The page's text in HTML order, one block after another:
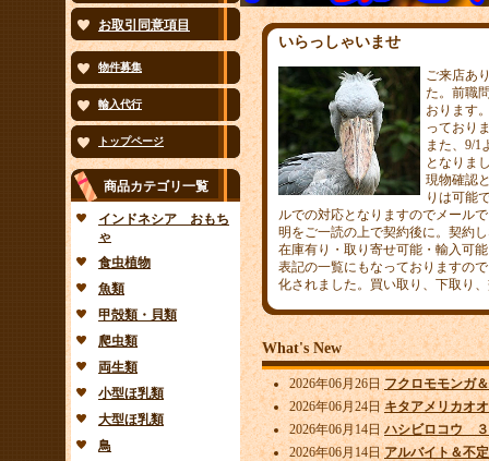
お取引同意項目
物件募集
輸入代行
トップページ
商品カテゴリ一覧
インドネシア おもち
ゃ
食虫植物
魚類
甲殻類・貝類
爬虫類
両生類
小型ほ乳類
大型ほ乳類
鳥
いらっしゃいませ
ご来店あ
た。前職
おります
っており
また、9/1
となりま
現物確認
りは可能
ルでの対応となりますのでメール
明をご一読の上で契約後に。契約
在庫有り・取り寄せ可能・輸入可
表記の一覧にもなっておりますの
化されました。買い取り、下取り
What's New
2026年06月26日フクロモモンガ
2026年06月24日キタアメリカオ
2026年06月14日ハシビロコウ
2026年06月14日アルバイト＆不